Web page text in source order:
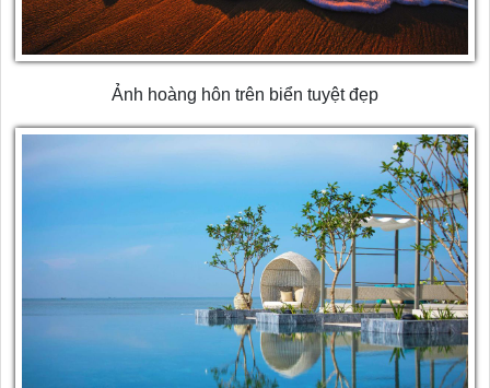
Ảnh hoàng hôn trên biển tuyệt đẹp